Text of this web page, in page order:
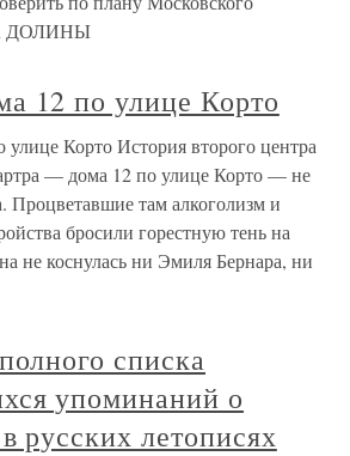
ДОЛИНЫ
12 по улице Корто
Корто История второго центра
— дома 12 по улице Корто — не
Процветавшие там алкоголизм и
бросили горестную тень на
не коснулась ни Эмиля Бернара, ни
списка
упоминаний о
русских летописях